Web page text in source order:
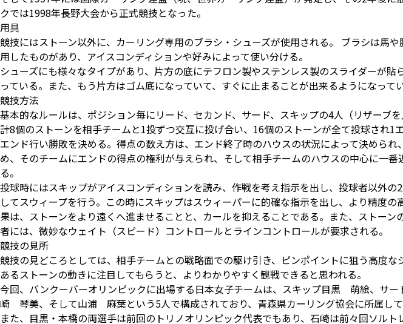
クでは1998年長野大会から正式競技となった。
用具
競技にはストーン以外に、カーリング専用のブラシ・シューズが使用される。 ブラシは馬
用したものがあり、アイスコンディションや好みによって使い分ける。
シューズにも様々なタイプがあり、片方の底にテフロン製やステンレス製のスライダーが
っている。また、もう片方はゴム底になっていて、すぐに止まることが出来るようになってい
競技方法
基本的なルールは、ポジション毎にリード、セカンド、サード、スキップの4人（リザーブ
計8個のストーンを相手チームと1投ずつ交互に投げ合い、16個のストーンが全て投球され
エンド行い勝敗を決める。得点の数え方は、エンド終了時のハウスの状況によって決めら
め、そのチームにエンドの得点の権利が与えられ、そして相手チームのハウスの中心に一
る。
投球時にはスキップがアイスコンディションを読み、作戦を考え指示を出し、投球者以外
してスウィープを行う。この時にスキップはスウィーパーに的確な指示を出し、より精度
果は、ストーンをより遠くへ進ませることと、カールを抑えることである。また、ストー
者には、微妙なウェイト（スピード）コントロールとラインコントロールが要求される。
競技の見所
競技の見どころとしては、相手チームとの戦略面での駆け引き、ピンポイントに狙う高度
あるストーンの動きに注目してもらうと、よりわかりやすく観戦できると思われる。
今回、バンクーバーオリンピックに出場する日本女子チームは、スキップ目黒 萌絵、サ
崎 琴美、そして山浦 麻葉という5人で構成されており、青森県カーリング協会に所属して
また、目黒・本橋の両選手は前回のトリノオリンピック代表でもあり、石崎は前々回ソルト